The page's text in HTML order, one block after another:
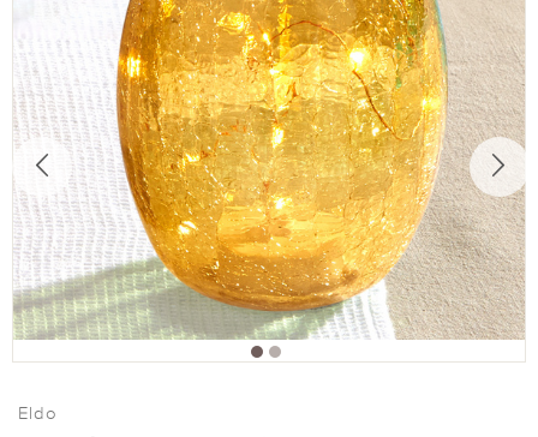
Eldo